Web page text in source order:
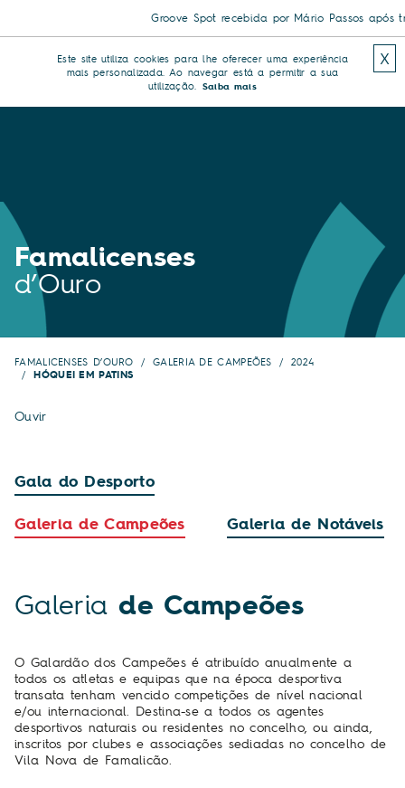
Groove Spot recebida por Mário Passos após
Este site utiliza cookies para lhe oferecer uma experiência
mais personalizada. Ao navegar está a permitir a sua
utilização. Saiba mais
X
Famalicenses
d’Ouro
FAMALICENSES D’OURO GALERIA DE CAMPEÕES 2024
HÓQUEI EM PATINS
Ouvir
Gala do Desporto
Galeria de Campeões
Galeria de Notáveis
Galeria de Campeões
O Galardão dos Campeões é atribuído anualmente a
todos os atletas e equipas que na época desportiva
transata tenham vencido competições de nível nacional
e/ou internacional. Destina-se a todos os agentes
desportivos naturais ou residentes no concelho, ou ainda,
inscritos por clubes e associações sediadas no concelho de
Vila Nova de Famalicão.